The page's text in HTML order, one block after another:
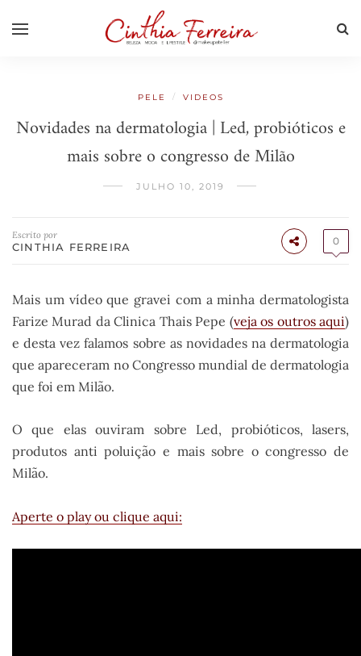
PELE / VIDEOS
Novidades na dermatologia | Led, probióticos e
mais sobre o congresso de Milão
JULHO 10, 2019
Escrito por
CINTHIA FERREIRA 0
Mais um vídeo que gravei com a minha dermatologista
Farize Murad da Clinica Thais Pepe (veja os outros aqui)
e desta vez falamos sobre as novidades na dermatologia
que apareceram no Congresso mundial de dermatologia
que foi em Milão.
O que elas ouviram sobre Led, probióticos, lasers,
produtos anti poluição e mais sobre o congresso de
Milão.
Aperte o play ou clique aqui: